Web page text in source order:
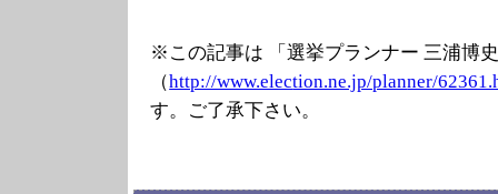
※この記事は 「選挙プランナー 三浦博
（http://www.election.ne.jp/planner/
す。ご了承下さい。